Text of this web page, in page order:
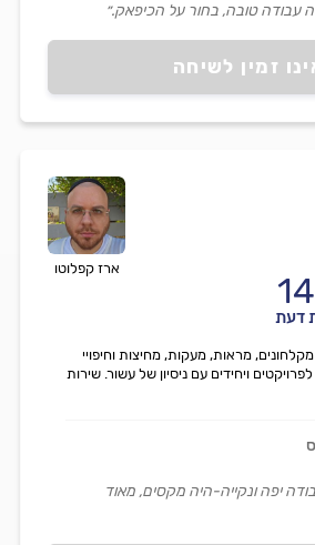
זמין לשיחה
עבודה טובה, בחור על הכיפאק.״
ארז קפלוטו
דעת
מראות, מעקות, מחיצות וחיפויי
ויחידים עם ניסיון של עשור. שירות
יפה ונקייה-היה מקסים, מאוד